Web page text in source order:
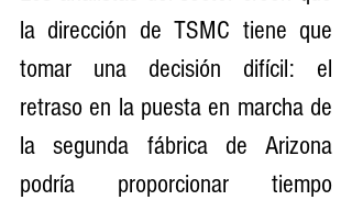
la dirección de TSMC tiene que
tomar una decisión difícil: el
retraso en la puesta en marcha de
la segunda fábrica de Arizona
podría proporcionar tiempo